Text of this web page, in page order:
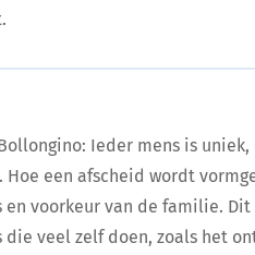
Ieder mens is
Hoe een afscheid wordt
en voorkeur van de familie.
veel zelf doen, zoals het